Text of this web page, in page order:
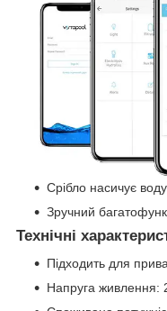
Срібло насичує
Зручний
Технічні
Підходить для
Напруга живлення: